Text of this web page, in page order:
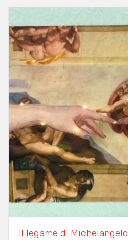
Il legame di Michelangelo